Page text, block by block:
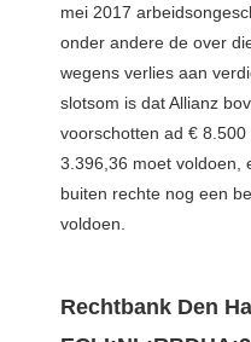
mei 2017
onder andere de over
wegens verlies aan
slotsom is dat Allianz
voorschotten ad €
3.396,36 moet voldoen,
buiten rechte nog een
voldoen.
Rechtbank Den